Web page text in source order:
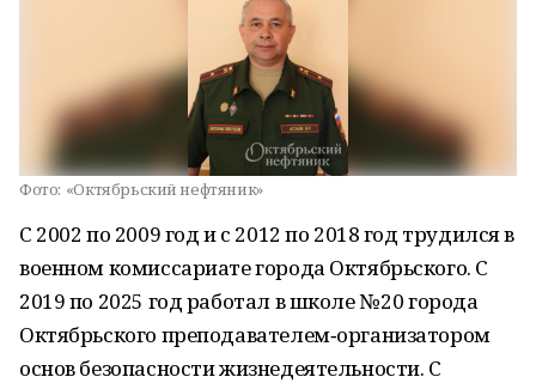
Фото: «Октябрьский нефтяник»
С 2002 по 2009 год и с 2012 по 2018 год трудился в
военном комиссариате города Октябрьского. С
2019 по 2025 год работал в школе № 20 города
Октябрьского преподавателем‑организатором
основ безопасности жизнедеятельности. С